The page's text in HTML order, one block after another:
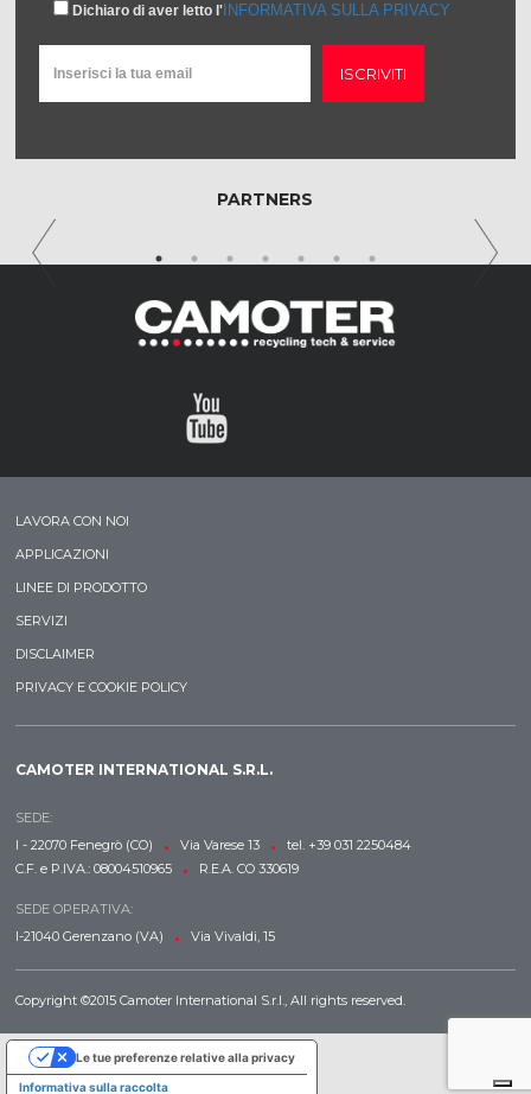
Dichiaro di aver letto l' INFORMATIVA SULLA PRIVACY
ISCRIVITI
PARTNERS
LAVORA CON NOI
APPLICAZIONI
LINEE DI PRODOTTO
SERVIZI
DISCLAIMER
PRIVACY E COOKIE POLICY
CAMOTER INTERNATIONAL S.R.L.
SEDE:
I - 22070 Fenegrò (CO)
• Via Varese 13 •
tel. +39 031 2250484
C.F. e P.IVA.: 08004510965
• R.E.A. CO 330619
SEDE OPERATIVA:
I-21040 Gerenzano (VA)
• Via Vivaldi, 15
Copyright ©2015 Camoter International S.r.l., All rights reserved.
Informativa sulla raccolta
Le tue preferenze relative alla privacy